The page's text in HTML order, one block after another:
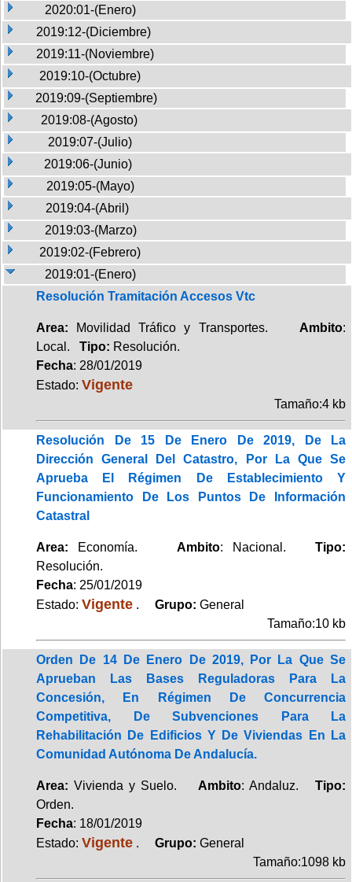
2020:01-(Enero)
2019:12-(Diciembre)
2019:11-(Noviembre)
2019:10-(Octubre)
2019:09-(Septiembre)
2019:08-(Agosto)
2019:07-(Julio)
2019:06-(Junio)
2019:05-(Mayo)
2019:04-(Abril)
2019:03-(Marzo)
2019:02-(Febrero)
2019:01-(Enero)
Resolución Tramitación Accesos Vtc
Area: Movilidad Tráfico y Transportes. Ambito:
Local. Tipo: Resolución.
Fecha: 28/01/2019
Estado: Vigente
Tamaño:4 kb
Resolución De 15 De Enero De 2019, De La
Dirección General Del Catastro, Por La Que Se
Aprueba El Régimen De Establecimiento Y
Funcionamiento De Los Puntos De Información
Catastral
Area: Economía. Ambito: Nacional.Tipo:
Resolución.
Fecha: 25/01/2019
Estado: Vigente . Grupo: General
Tamaño:10 kb
Orden De 14 De Enero De 2019, Por La Que Se
Aprueban Las Bases Reguladoras Para La
Concesión, En Régimen De Concurrencia
Competitiva, De Subvenciones Para La
Rehabilitación De Edificios Y De Viviendas En La
Comunidad Autónoma De Andalucía.
Area: Vivienda y Suelo. Ambito: Andaluz.Tipo:
Orden.
Fecha: 18/01/2019
Estado: Vigente . Grupo: General
Tamaño:1098 kb